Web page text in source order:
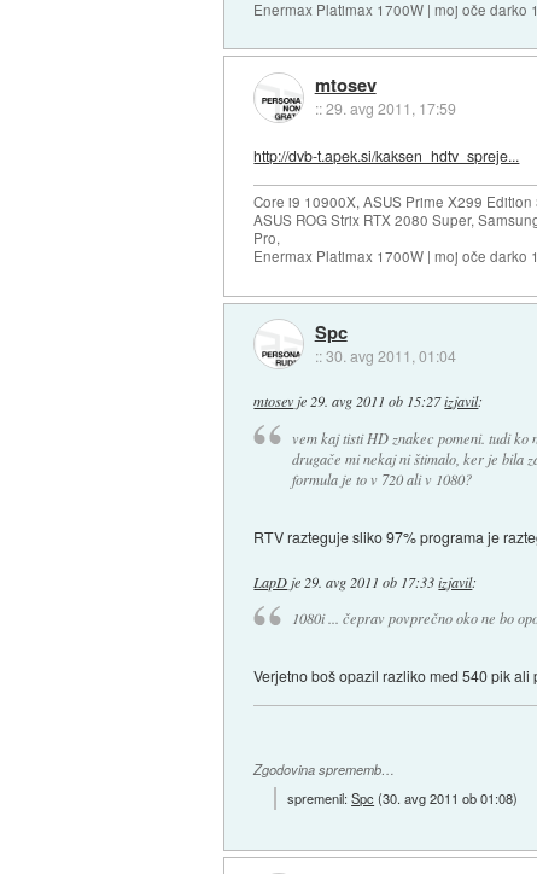
Enermax Platimax 1700W | moj oče
mtosev
::29. avg 2011, 17:59
http://dvb-t.apek.si/kaksen_hdtv_spreje...
Core i9 10900X, ASUS Prime X299
ASUS ROG Strix RTX 2080 Super,
Pro,
Enermax Platimax 1700W | moj oče
Spc
::30. avg 2011, 01:04
mtosevje29. avg 2011 ob 15:27izjavil:
vem kaj tisti HD znakec pomeni. tudi ko
drugače mi nekaj ni štimalo, ker je bila
formula je to v 720 ali v 1080?
RTV razteguje sliko 97% programa je
LapD je 29. avg 2011 ob 17:33 izjavil:
1080i ... čeprav povprečno oko ne bo
Verjetno boš opazil razliko med 540 pik ali
Zgodovina sprememb…
spremenil:Spc (30. avg 2011 ob 01:08)